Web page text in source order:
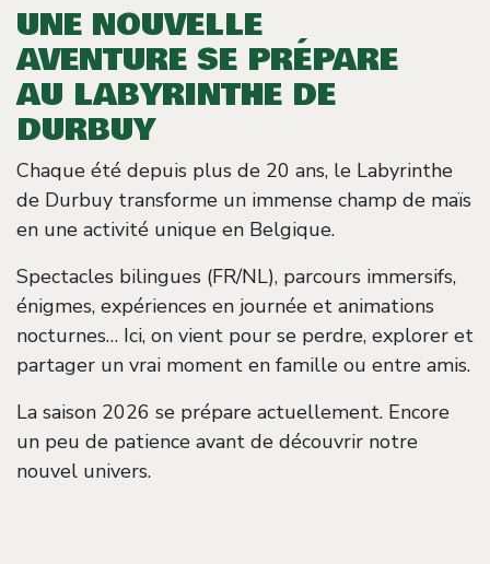
UNE NOUVELLE
AVENTURE SE PRÉPARE
AU LABYRINTHE DE
DURBUY
Chaque été depuis plus de 20 ans, le Labyrinthe
de Durbuy transforme un immense champ de maïs
en une activité unique en Belgique.
Spectacles bilingues (FR/NL), parcours immersifs,
énigmes, expériences en journée et animations
nocturnes… Ici, on vient pour se perdre, explorer et
partager un vrai moment en famille ou entre amis.
La saison 2026 se prépare actuellement. Encore
un peu de patience avant de découvrir notre
nouvel univers.